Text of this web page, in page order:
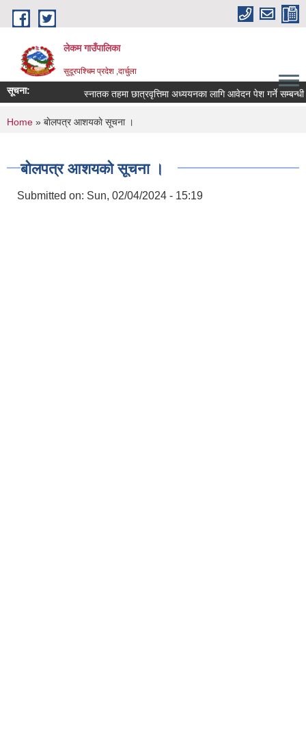
Skip to main content
लेकम गाउँपालिका
सुदूरपश्चिम प्रदेश ,दार्चुला
सूचना: स्नातक तहमा छात्रवृत्तिमा अध्ययनका लागि आवेदन पेश गर्ने सम्बन्धी
You are here
Home » बाेलपत्र आशयकाे सूचना ।
बाेलपत्र आशयकाे सूचना ।
Submitted on: Sun, 02/04/2024 - 15:19